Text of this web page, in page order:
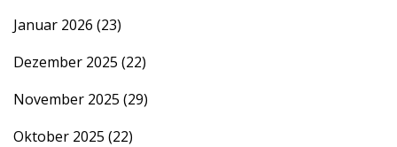
Januar 2026 (23)
Dezember 2025 (22)
November 2025 (29)
Oktober 2025 (22)